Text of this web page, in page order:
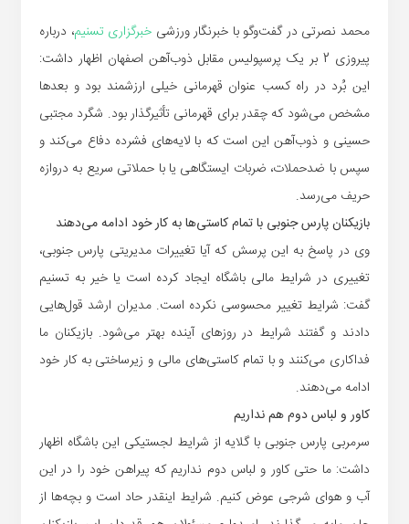
محمد نصرتی در گفت‌وگو با خبرنگار ورزشی خبرگزاری تسنیم، درباره
پیروزی 2 بر یک پرسپولیس مقابل ذوب‌آهن اصفهان اظهار داشت:
این بُرد در راه کسب عنوان قهرمانی خیلی ارزشمند بود و بعدها
مشخص می‌شود که چقدر برای قهرمانی تأثیرگذار بود. شگرد مجتبی
حسینی و ذوب‌آهن این است که با لایه‌های فشرده دفاع می‌کند و
سپس با ضدحملات، ضربات ایستگاهی یا با حملاتی سریع به دروازه
حریف می‌رسد.
بازیکنان پارس جنوبی با تمام کاستی‌ها به کار خود ادامه می‌دهند
وی در پاسخ به این پرسش که آیا تغییرات مدیریتی پارس جنوبی،
تغییری در شرایط مالی باشگاه ایجاد کرده است یا خیر به تسنیم
گفت: شرایط تغییر محسوسی نکرده است. مدیران ارشد قول‌هایی
دادند و گفتند شرایط در روزهای آینده بهتر می‌شود. بازیکنان ما
فداکاری می‌کنند و با تمام کاستی‌های مالی و زیرساختی به کار خود
ادامه می‌دهند.
کاور و لباس دوم هم نداریم
سرمربی پارس جنوبی با گلایه از شرایط لجستیکی این باشگاه اظهار
داشت: ما حتی کاور و لباس دوم نداریم که پیراهن خود را در این
آب و هوای شرجی عوض کنیم. شرایط اینقدر حاد است و بچه‌ها از